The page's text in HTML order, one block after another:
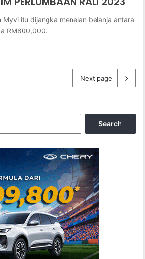
Myvi itu dijangka menelan belanja antara
RM800,000.
Next page
r
c
h
f
o
r
: